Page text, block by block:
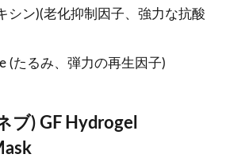
シン)(老化抑制因子、強力な抗酸
(たるみ、弾力の再生因子)
ブ) GF Hydrogel